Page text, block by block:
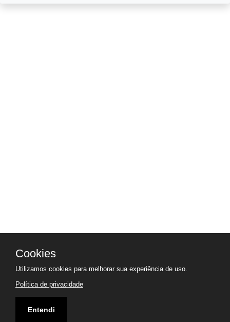
Cookies
Utilizamos cookies para melhorar sua experiência de uso.
Política de privacidade
Entendi